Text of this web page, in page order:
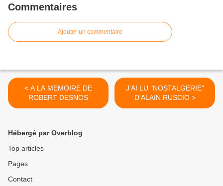
Commentaires
Ajouter un commentaire
< A LA MEMOIRE DE
ROBERT DESNOS
J'AI LU "NOSTALGERIE"
D'ALAIN RUSCIO >
Hébergé par Overblog
Top articles
Pages
Contact